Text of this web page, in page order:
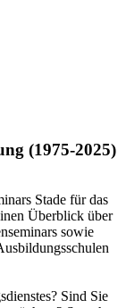
(1975-2025)
Stade für das
Überblick über
sowie
Sind Sie